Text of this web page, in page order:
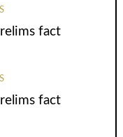
fact
fact